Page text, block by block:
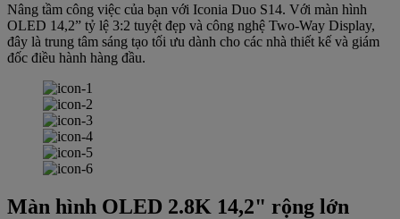
Nâng tầm công việc của bạn với Iconia Duo S14. Với màn hình
OLED 14,2” tỷ lệ 3:2 tuyệt đẹp và công nghệ Two-Way Display,
đây là trung tâm sáng tạo tối ưu dành cho các nhà thiết kế và giám
đốc điều hành hàng đầu.
Màn hình OLED 2.8K 14,2" rộng lớn